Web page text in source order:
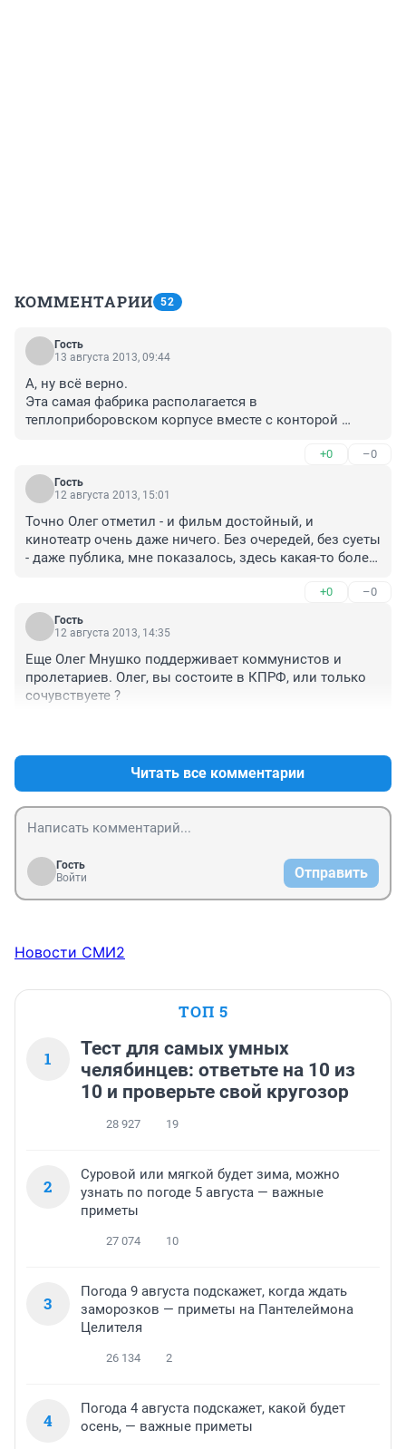
КОММЕНТАРИИ 52
Гость
13 августа 2013, 09:44
А, ну всё верно.
Эта самая фабрика располагается в
теплоприборовском корпусе вместе с конторой
Видимо, хозяин лично знаком со всеми работниками.
+0 –0
Гость
12 августа 2013, 15:01
Точно Олег отметил - и фильм достойный, и
кинотеатр очень даже ничего. Без очередей, без суеты
- даже публика, мне показалось, здесь какая-то более
жующие-ржущие-шуршащие "зрители" - хоть сюда пока
не добрались, и то радует
+0 –0
Гость
12 августа 2013, 14:35
Еще Олег Мнушко поддерживает коммунистов и
пролетариев. Олег, вы состоите в КПРФ, или только
сочувствуете ?
Читать все комментарии
Гость
Войти
Отправить
Новости СМИ2
ТОП 5
1
Тест для самых умных
челябинцев: ответьте на 10 из
10 и проверьте свой кругозор
28 927 19
2
Суровой или мягкой будет зима, можно
узнать по погоде 5 августа — важные
приметы
27 074 10
3
Погода 9 августа подскажет, когда ждать
заморозков — приметы на Пантелеймона
Целителя
26 134 2
4
Погода 4 августа подскажет, какой будет
осень, — важные приметы